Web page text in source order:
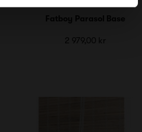
2 979,00 kr